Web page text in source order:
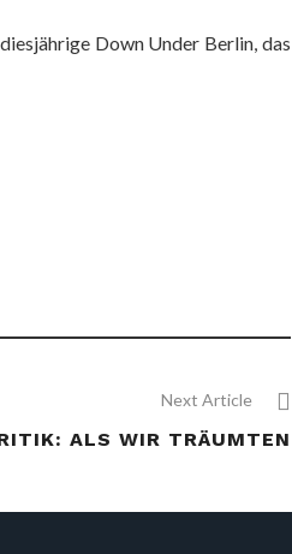
Down Under Berlin, das
Next Article
ALS WIR TRÄUMTEN